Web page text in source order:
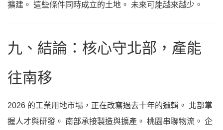
擴建。 這些條件同時成立的土地。 未來可能越來越少。
九、結論：核心守北部，產能
往南移
2026 的工業用地市場，正在改寫過去十年的邏輯。 北部掌
握人才與研發。 南部承接製造與擴產。 桃園串聯物流。 企